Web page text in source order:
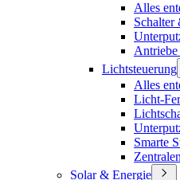
Alles
Schalter
Lichtsteuerung
Alles
Licht-
Smarte
Zentralen
Solar & Energie